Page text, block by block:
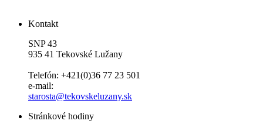
Kontakt
SNP 43
935 41 Tekovské Lužany
Telefón: +421(0)36 77 23 501
e-mail:
starosta@tekovskeluzany.sk
Stránkové hodiny